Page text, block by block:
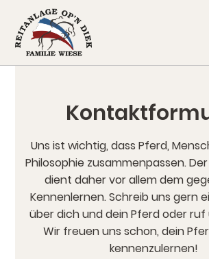
Uns ist wichtig, dass Pferd,
Philosophie zusammenpassen.
dient daher vor allem dem
Kennenlernen. Schreib uns gern
über dich und dein Pferd oder ruf
Wir freuen uns schon, dein
kennenzulernen!